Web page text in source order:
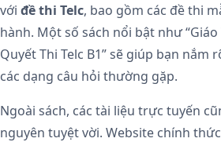
với đề thi Telc, bao gồm các đề thi
hành. Một số sách nổi bật như “Giáo
Quyết Thi Telc B1” sẽ giúp bạn nắm
các dạng câu hỏi thường gặp.
Ngoài sách, các tài liệu trực tuyến
nguyên tuyệt vời. Website chính